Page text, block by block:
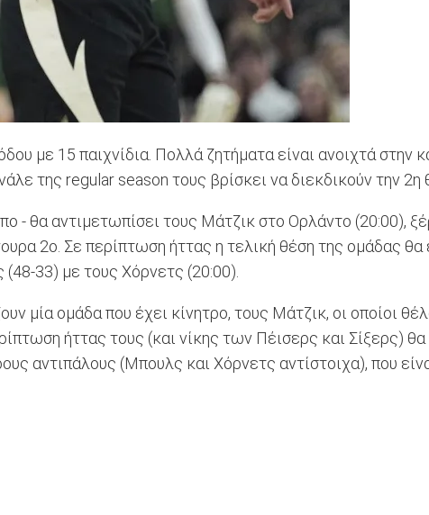
με 15 παιχνίδια. Πολλά ζητήματα είναι ανοιχτά στην
της regular season τους βρίσκει να διεκδικούν την 2η
- θα αντιμετωπίσει τους Μάτζικ στο Ορλάντο (20:00),
2ο. Σε περίπτωση ήττας η τελική θέση της ομάδας
33) με τους Χόρνετς (20:00).
μία ομάδα που έχει κίνητρο, τους Μάτζικ, οι οποίοι
ήττας τους (και νίκης των Πέισερς και Σίξερς) θα
αντιπάλους (Μπουλς και Χόρνετς αντίστοιχα), που